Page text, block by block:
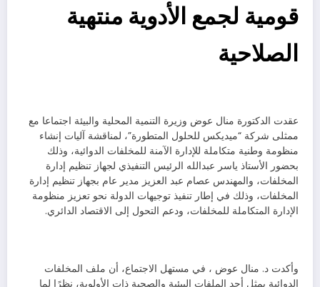
قومية لجمع الأدوية منتهية
الصلاحية
عقدت الدكتورة منال عوض وزيرة التنمية المحلية والبيئة اجتماعا مع
ممثلى شركة “ميديكس للحلول المتطورة”، لمناقشة آليات إنشاء
منظومة وطنية متكاملة للإدارة الآمنة للمخلفات الدوائية، وذلك
بحضور الأستاذ ياسر عبدالله الرئيس التنفيذي لجهاز تنظيم إدارة
المخلفات، والمهندس عصام عبد العزيز مدير عام بجهاز تنظيم إدارة
المخلفات، وذلك في إطار تنفيذ توجيهات الدولة نحو تعزيز منظومة
الإدارة المتكاملة للمخلفات، ودعم التحول إلى الاقتصاد الدائري.
وأكدت د. منال عوض ، في مستهل الاجتماع، أن ملف المخلفات
الدوائية يمثل أحد الملفات البيئية والصحية ذات الأولوية، نظرًا لما